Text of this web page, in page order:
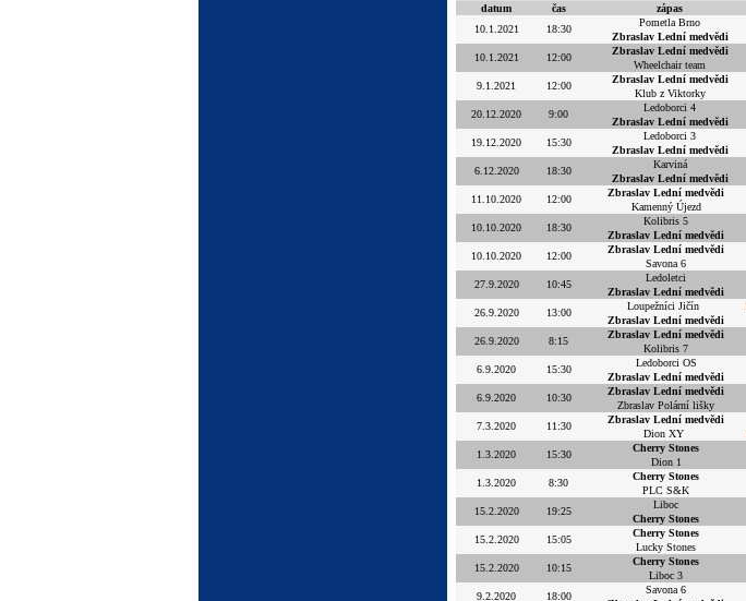
datum čas zápas
10.1.2021
18:30
Pometla Brno
Zbraslav Lední medvědi
10.1.2021
12:00
Zbraslav Lední medvědi
Wheelchair team
9.1.2021
12:00
Zbraslav Lední medvědi
Klub z Viktorky
20.12.2020
9:00
Ledoborci 4
Zbraslav Lední medvědi
19.12.2020
15:30
Ledoborci 3
Zbraslav Lední medvědi
6.12.2020
18:30
Karviná
Zbraslav Lední medvědi
11.10.2020
12:00
Zbraslav Lední medvědi
Kamenný Újezd
10.10.2020
18:30
Kolibris 5
Zbraslav Lední medvědi
10.10.2020
12:00
Zbraslav Lední medvědi
Savona 6
27.9.2020
10:45
Ledoletci
Zbraslav Lední medvědi
26.9.2020
13:00
Loupežníci Jičín
Zbraslav Lední medvědi
26.9.2020
8:15
Zbraslav Lední medvědi
Kolibris 7
6.9.2020
15:30
Ledoborci OS
Zbraslav Lední medvědi
6.9.2020
10:30
Zbraslav Lední medvědi
Zbraslav Polární lišky
7.3.2020
11:30
Zbraslav Lední medvědi
Dion XY
1.3.2020
15:30
Cherry Stones
Dion 1
1.3.2020
8:30
Cherry Stones
PLC S&K
15.2.2020
19:25
Liboc
Cherry Stones
15.2.2020
15:05
Cherry Stones
Lucky Stones
15.2.2020
10:15
Cherry Stones
Liboc 3
9.2.2020
18:00
Savona 6